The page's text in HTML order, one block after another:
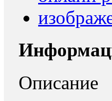
Описание